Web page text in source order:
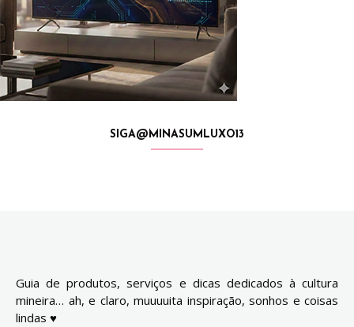
SIGA@MINASUMLUXO13
Guia de produtos, serviços e dicas dedicados à cultura
mineira… ah, e claro, muuuuita inspiração, sonhos e coisas
lindas ♥